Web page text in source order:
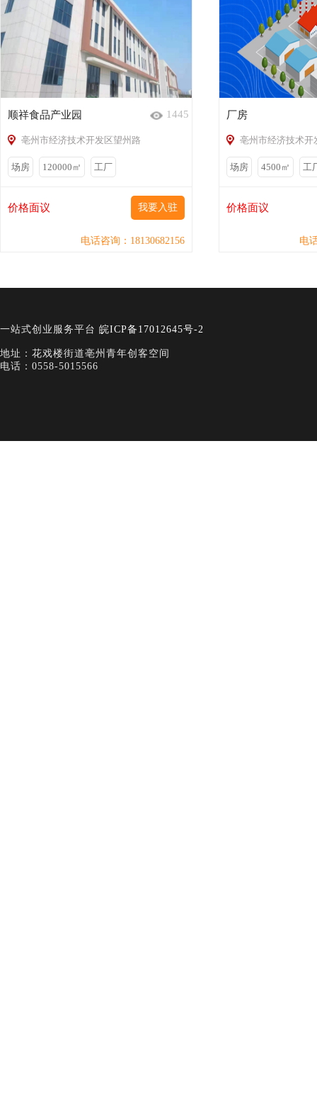
顺祥食品产业园 1445
亳州市经济技术开发区望州路
场房 120000㎡ 工厂
价格面议 我要入驻
电话咨询：18130682156
厂房
亳州市经济技术开
场房 4500㎡ 工
价格面议
电
一站式创业服务平台 皖ICP备17012645号-2
地址：花戏楼街道亳州青年创客空间
电话：0558-5015566